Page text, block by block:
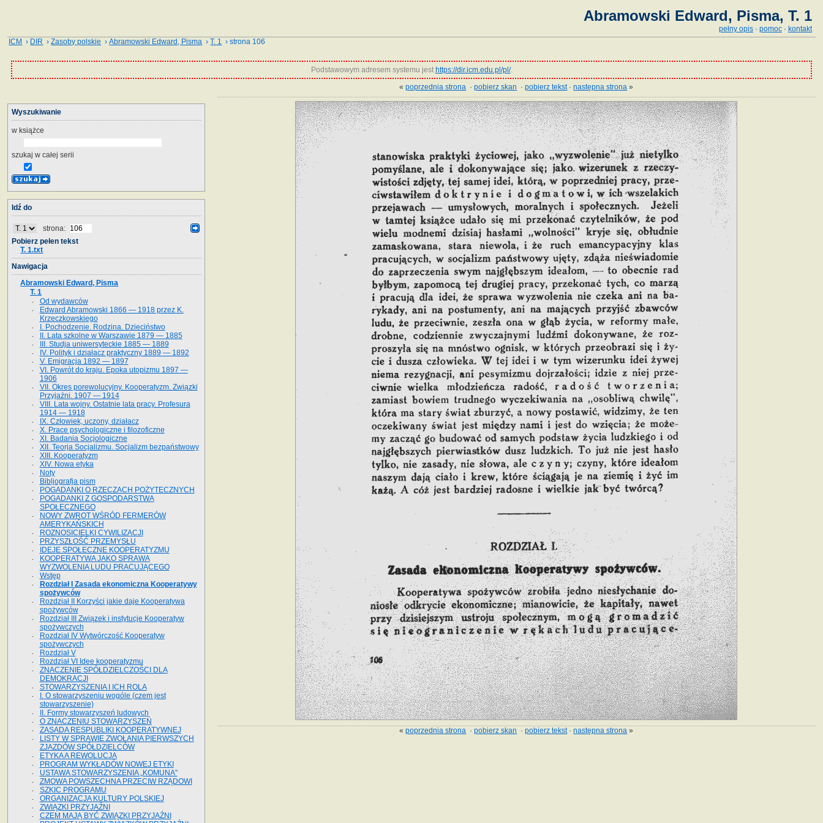
Abramowski Edward, Pisma, T. 1
pełny opis · pomoc · kontakt
ICM › DIR ›Zasoby polskie ›Abramowski Edward, Pisma ›T. 1 › strona 106
Podstawowym adresem systemu jest https://dir.icm.edu.pl/pl/.
«poprzednia strona ·pobierz skan ·pobierz tekst·następna strona »
«poprzednia strona ·pobierz skan ·pobierz tekst·następna strona »
Wyszukiwanie
w książce
szukaj w całej serii
Idź do
strona:
Pobierz pełen tekst
T. 1.txt
Nawigacja
Abramowski Edward, Pisma
T. 1
Od wydawców
Edward Abramowski 1866 — 1918 przez K.
Krzeczkowskiego
I. Pochodzenie. Rodzina. Dzieciństwo
II. Lata szkolne w Warszawie 1879 — 1885
III. Studja uniwersyteckie 1885 — 1889
IV. Polityk i działacz praktyczny 1889 — 1892
V. Emigracja 1892 — 1897
VI. Powrót do kraju. Epoka utopizmu 1897 —
1906
VII. Okres porewolucyjny. Kooperatyzm. Związki
Przyjaźni. 1907 — 1914
VIII. Lata wojny. Ostatnie lata pracy. Profesura
1914 — 1918
IX. Człowiek, uczony, działacz
X. Prace psychologiczne i filozoficzne
XI. Badania Socjologiczne
XII. Teorja Socjalizmu. Socjalizm bezpaństwowy
XIII. Kooperatyzm
XIV. Nowa etyka
Noty
Bibljografja pism
POGADANKI O RZECZACH POŻYTECZNYCH
POGADANKI Z GOSPODARSTWA
SPOŁECZNEGO
NOWY ZWROT WŚRÓD FERMERÓW
AMERYKAŃSKICH
ROZNOSICIELKI CYWILIZACJI
PRZYSZŁOŚĆ PRZEMYSŁU
IDEJE SPOŁECZNE KOOPERATYZMU
KOOPERATYWA JAKO SPRAWA
WYZWOLENIA LUDU PRACUJĄCEGO
Wstęp
Rozdział I Zasada ekonomiczna Kooperatywy
spożywców
Rozdział II Korzyści jakie daje Kooperatywa
spożywców
Rozdział III Związek i instytucje Kooperatyw
spożywczych
Rozdział IV Wytwórczość Kooperatyw
spożywczych
Rozdział V
Rozdział VI Idee kooperatyzmu
ZNACZENIE SPÓŁDZIELCZOŚCI DLA
DEMOKRACJI
STOWARZYSZENIA I ICH ROLA
I. O stowarzyszeniu wogóle (czem jest
stowarzyszenie)
II. Formy stowarzyszeń ludowych
O ZNACZENIU STOWARZYSZEŃ
ZASADA RESPUBLIKI KOOPERATYWNEJ
LISTY W SPRAWIE ZWOŁANIA PIERWSZYCH
ZJAZDÓW SPÓŁDZIELCÓW
ETYKA A REWOLUCJA
PROGRAM WYKŁADÓW NOWEJ ETYKI
USTAWA STOWARZYSZENIA „KOMUNA"
ZMOWA POWSZECHNA PRZECIW RZĄDOWI
SZKIC PROGRAMU
ORGANIZACJA KULTURY POLSKIEJ
ZWIĄZKI PRZYJAŹNI
CZEM MAJĄ BYĆ ZWIĄZKI PRZYJAŹNI